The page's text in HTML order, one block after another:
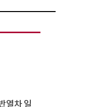
열차 일